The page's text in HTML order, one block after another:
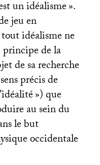
un idéalisme».
jeu en
idéalisme ne
de la
de sa recherche
précis de
») que
au sein du
le but
occidentale